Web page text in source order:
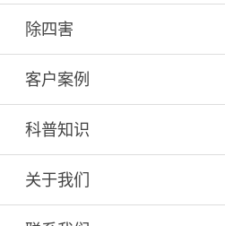
除四害
客户案例
科普知识
关于我们